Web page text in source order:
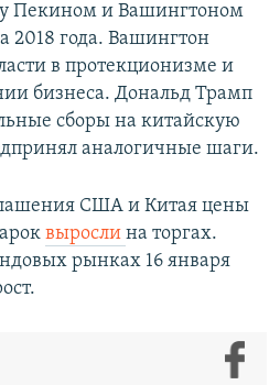
Пекином и Вашингтоном
2018 года. Вашингтон
в протекционизме и
бизнеса. Дональд Трамп
сборы на китайскую
аналогичные шаги.
США и Китая цены
выросли на торгах.
рынках 16 января